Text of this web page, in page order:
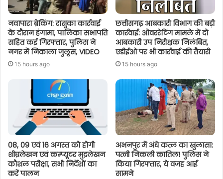
नवापारा ब्रेकिंग: रासुका कार्रवाई
के दौरान हंगामा, पालिका सभापति
सहित कई गिरफ्तार, पुलिस ने
नगर में निकाला जुलूस, VIDEO
15 hours ago
छत्तीसगढ़ आबकारी विभाग की बड़ी
कार्रवाई: ओवररेटिंग मामले में दो
आबकारी उप निरीक्षक निलंबित,
एडीईओ पर भी कार्रवाई की तैयारी
15 hours ago
08, 09 एवं 16 अगस्त को होगी
शीघ्रलेखन एवं कम्प्यूटर मुद्रलेखन
कौशल परीक्षा, सभी निर्देशों का
करें पालन
अभनपुर में अंधे कत्ल का खुलासा:
पत्नी निकली कातिल! पुलिस ने
किया गिरफ्तार, ये वजह आई
सामने